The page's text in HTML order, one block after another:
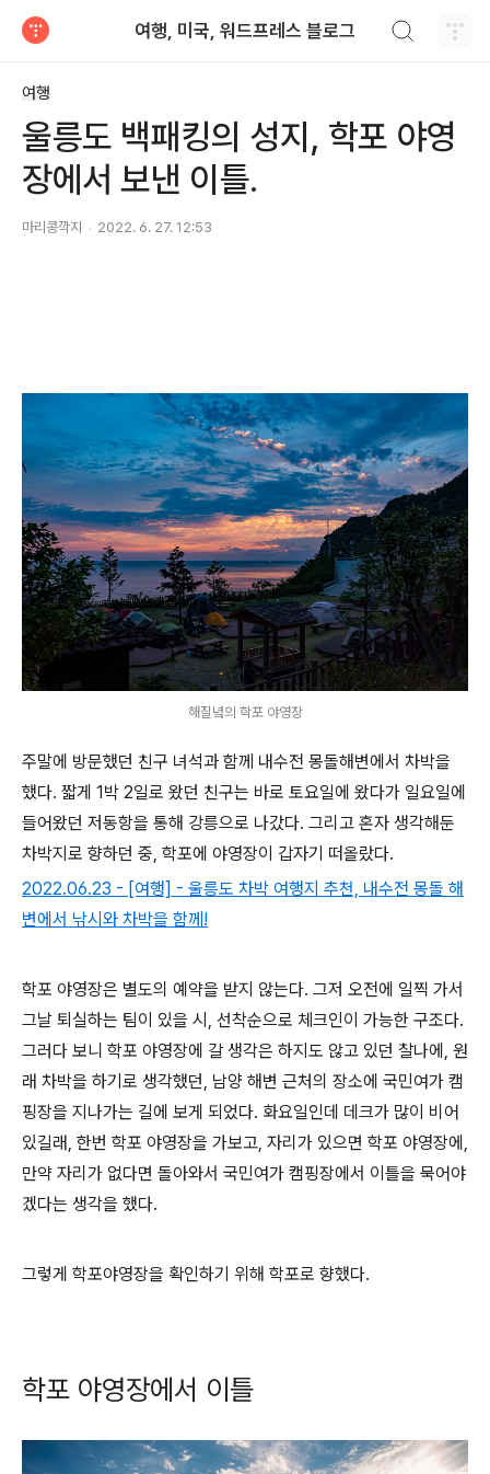
여행, 미국, 워드프레스 블로그
여행
울릉도 백패킹의 성지, 학포 야영
장에서 보낸 이틀.
마리콩깍지 2022. 6. 27. 12:53
해질녘의 학포 야영장
주말에 방문했던 친구 녀석과 함께 내수전 몽돌해변에서 차박을
했다. 짧게 1박 2일로 왔던 친구는 바로 토요일에 왔다가 일요일에
들어왔던 저동항을 통해 강릉으로 나갔다. 그리고 혼자 생각해둔
차박지로 향하던 중, 학포에 야영장이 갑자기 떠올랐다.
2022.06.23 - [여행] - 울릉도 차박 여행지 추천, 내수전 몽돌 해
변에서 낚시와 차박을 함께!
학포 야영장은 별도의 예약을 받지 않는다. 그저 오전에 일찍 가서
그날 퇴실하는 팀이 있을 시, 선착순으로 체크인이 가능한 구조다.
그러다 보니 학포 야영장에 갈 생각은 하지도 않고 있던 찰나에, 원
래 차박을 하기로 생각했던, 남양 해변 근처의 장소에 국민여가 캠
핑장을 지나가는 길에 보게 되었다. 화요일인데 데크가 많이 비어
있길래, 한번 학포 야영장을 가보고, 자리가 있으면 학포 야영장에,
만약 자리가 없다면 돌아와서 국민여가 캠핑장에서 이틀을 묵어야
겠다는 생각을 했다.
그렇게 학포야영장을 확인하기 위해 학포로 향했다.
학포 야영장에서 이틀